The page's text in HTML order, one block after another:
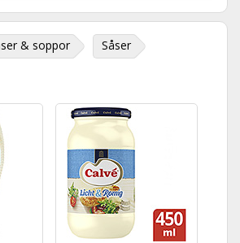
& soppor Såser